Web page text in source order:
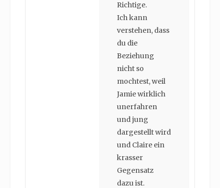
Richtige.
Ich kann
verstehen, dass
du die
Beziehung
nicht so
mochtest, weil
Jamie wirklich
unerfahren
und jung
dargestellt wird
und Claire ein
krasser
Gegensatz
dazu ist.